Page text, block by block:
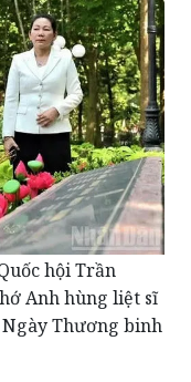
hội Trần
Anh hùng liệt sĩ
Thương binh